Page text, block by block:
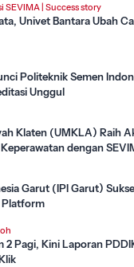
SEVIMA Success story
Univet Bantara Ubah
Politeknik Semen
Unggul
Klaten (UMKLA) Raih
dengan
Garut (IPI Garut)
Platform
2 Pagi, Kini Laporan